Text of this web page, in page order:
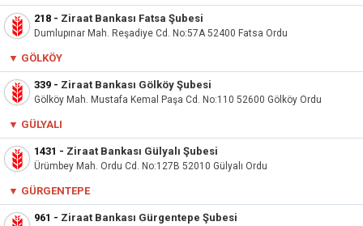
218 - Ziraat Bankası Fatsa Şubesi
Dumlupınar Mah. Reşadiye Cd. No:57A 52400 Fatsa Ordu
▼ GÖLKÖY
339 - Ziraat Bankası Gölköy Şubesi
Gölköy Mah. Mustafa Kemal Paşa Cd. No:110 52600 Gölköy Ordu
▼ GÜLYALI
1431 - Ziraat Bankası Gülyalı Şubesi
Ürümbey Mah. Ordu Cd. No:127B 52010 Gülyalı Ordu
▼ GÜRGENTEPE
961 - Ziraat Bankası Gürgentepe Şubesi